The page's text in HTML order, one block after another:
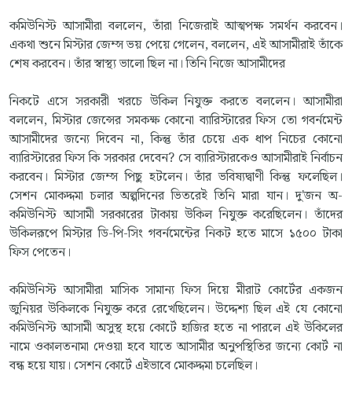
কমিউনিস্ট আসামীরা বললেন, তাঁরা নিজেরাই আত্মপক্ষ সমর্থন করবেন।
একথা শুনে মিস্টার জেম্স ভয় পেয়ে গেলেন, বললেন, এই আসামীরাই তাঁকে
শেষ করবেন। তাঁর স্বাস্থ্য ভালো ছিল না। তিনি নিজে আসামীদের
নিকটে এসে সরকারী খরচে উকিল নিযুক্ত করতে বললেন। আসামীরা
বললেন, মিস্টার জেন্সের সমকক্ষ কোনো ব্যারিস্টারের ফিস তো গবর্নমেন্ট
আসামীদের জন্যে দিবেন না, কিন্তু তাঁর চেয়ে এক ধাপ নিচের কোনো
ব্যারিস্টারের ফিস কি সরকার দেবেন? সে ব্যারিস্টারকেও আসামীরাই নির্বাচন
করবেন। মিস্টার জেম্স পিছু হটলেন। তাঁর ভবিষ্যদ্বাণী কিন্তু ফলেছিল।
সেশন মোকদ্দমা চলার অল্পদিনের ভিতরেই তিনি মারা যান। দু'জন অ-
কমিউনিস্ট আসামী সরকারের টাকায় উকিল নিযুক্ত করেছিলেন। তাঁদের
উকিলরূপে মিস্টার ডি-পি-সিং গবর্নমেন্টের নিকট হতে মাসে ১৫০০ টাকা
ফিস পেতেন।
কমিউনিস্ট আসামীরা মাসিক সামান্য ফিস দিয়ে মীরাট কোর্টের একজন
জুনিয়র উকিলকে নিযুক্ত করে রেখেছিলেন। উদ্দেশ্য ছিল এই যে কোনো
কমিউনিস্ট আসামী অসুস্থ হয়ে কোর্টে হাজির হতে না পারলে এই উকিলের
নামে ওকালতনামা দেওয়া হবে যাতে আসামীর অনুপস্থিতির জন্যে কোর্ট না
বন্ধ হয়ে যায়। সেশন কোর্টে এইভাবে মোকদ্দমা চলেছিল।